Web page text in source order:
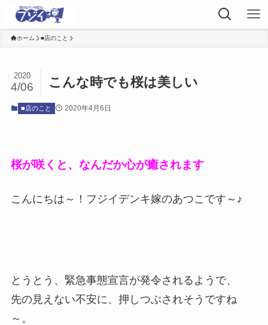
ホーム ■店のこと
こんな時でも桜は美しい
2020
4/06
■店のこと 2020年4月6日
桜が咲くと、なんだか心が癒されます
こんにちは～！フジイデンキ嫁のあつこです～♪
とうとう、緊急事態宣言が発令されるようで、
先の見えない不安に、押しつぶされそうですね
～。